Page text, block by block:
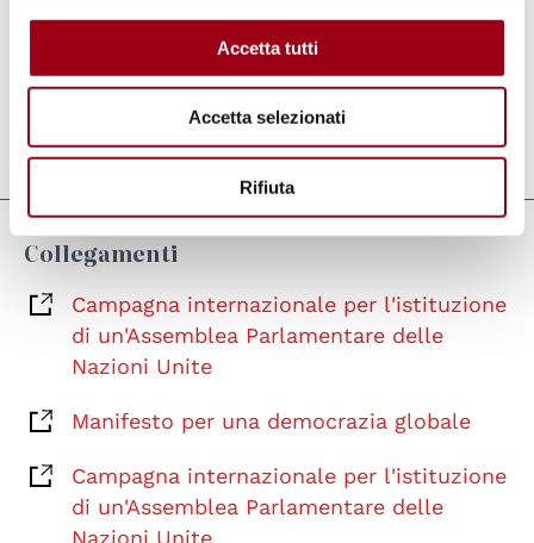
Accetta tutti
Accetta selezionati
Rifiuta
Aggiornato il:25.07.2012
Collegamenti
Campagna internazionale per l'istituzione
di un'Assemblea Parlamentare delle
Nazioni Unite
Manifesto per una democrazia globale
Campagna internazionale per l'istituzione
di un'Assemblea Parlamentare delle
Nazioni Unite